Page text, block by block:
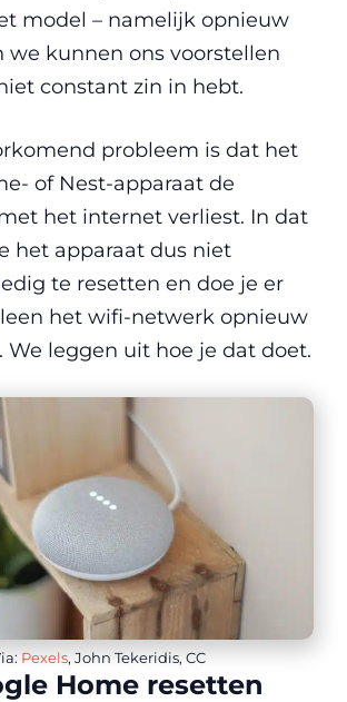
model – namelijk opnieuw
we kunnen ons voorstellen
constant zin in hebt.
probleem is dat het
of Nest-apparaat de
het internet verliest. In dat
het apparaat dus niet
te resetten en doe je er
het wifi-netwerk opnieuw
We leggen uit hoe je dat doet.
Pexels, John Tekeridis, CC
Home resetten